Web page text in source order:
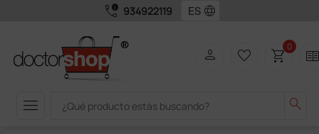
call_quality 934922119 language
menu search
person favorite_border shopping_cart0